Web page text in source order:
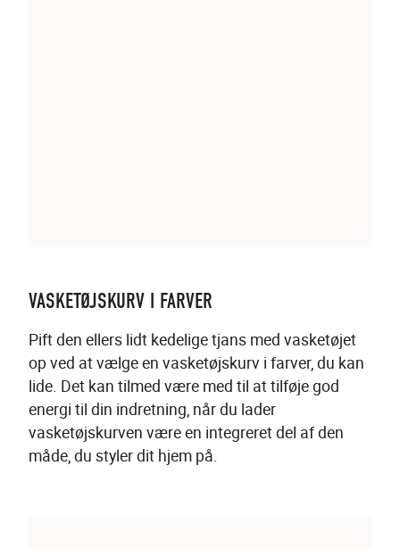
VASKETØJSKURV I FARVER
Pift den ellers lidt kedelige tjans med vasketøjet
op ved at vælge en vasketøjskurv i farver, du kan
lide. Det kan tilmed være med til at tilføje god
energi til din indretning, når du lader
vasketøjskurven være en integreret del af den
måde, du styler dit hjem på.